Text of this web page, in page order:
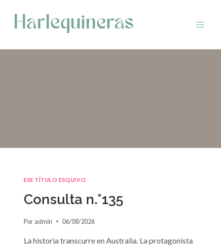
contenido
ESE TÍTULO ESQUIVO
Consulta n.°135
Por admin 06/08/2026
La historia transcurre en Australia. La protagonista